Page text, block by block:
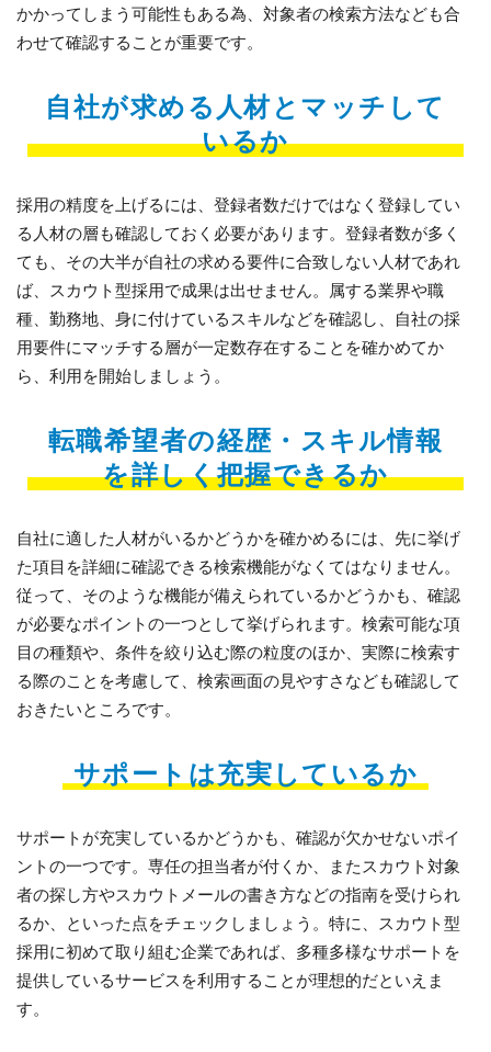
かかってしまう可能性もある為、対象者の検索方法なども合
わせて確認することが重要です。
自社が求める人材とマッチして
いるか
採用の精度を上げるには、登録者数だけではなく登録してい
る人材の層も確認しておく必要があります。登録者数が多く
ても、その大半が自社の求める要件に合致しない人材であれ
ば、スカウト型採用で成果は出せません。属する業界や職
種、勤務地、身に付けているスキルなどを確認し、自社の採
用要件にマッチする層が一定数存在することを確かめてか
ら、利用を開始しましょう。
転職希望者の経歴・スキル情報
を詳しく把握できるか
自社に適した人材がいるかどうかを確かめるには、先に挙げ
た項目を詳細に確認できる検索機能がなくてはなりません。
従って、そのような機能が備えられているかどうかも、確認
が必要なポイントの一つとして挙げられます。検索可能な項
目の種類や、条件を絞り込む際の粒度のほか、実際に検索す
る際のことを考慮して、検索画面の見やすさなども確認して
おきたいところです。
サポートは充実しているか
サポートが充実しているかどうかも、確認が欠かせないポイ
ントの一つです。専任の担当者が付くか、またスカウト対象
者の探し方やスカウトメールの書き方などの指南を受けられ
るか、といった点をチェックしましょう。特に、スカウト型
採用に初めて取り組む企業であれば、多種多様なサポートを
提供しているサービスを利用することが理想的だといえま
す。